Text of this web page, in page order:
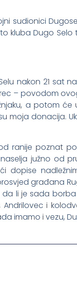
sudionici
kluba Dugo
nakon 21 sat
– povodom
a potom
moja donacija.
ranije poznat
južno od
građana
li je sada
i
imamo i vezu,